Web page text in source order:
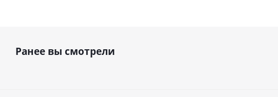
Ранее вы смотрели